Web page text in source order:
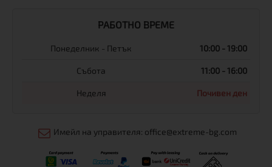
РАБОТНО ВРЕМЕ
Понеделник - Петък 10:00 - 19:00
Събота 11:00 - 16:00
Неделя Почивен ден
Имейл на управителя: office@extreme-bg.com